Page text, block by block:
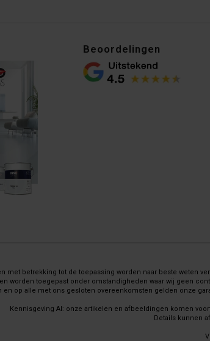
Beoordelingen
met betrekking tot de toepassing worden naar beste weten
worden toegepast onder omstandigheden waar wij geen
en op alle met ons gesloten overeenkomsten gelden onze
Kennisgeving AI: onze artikelen en afbeeldingen komen
Details kunnen